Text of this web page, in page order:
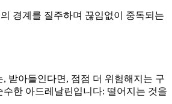
경계를 질주하며 끊임없이 중독되는
받아들인다면, 점점 더 위험해지는 구
한 아드레날린입니다: 떨어지는 것을